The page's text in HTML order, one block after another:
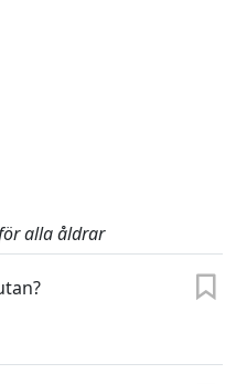
alla åldrar